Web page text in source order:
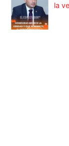
la